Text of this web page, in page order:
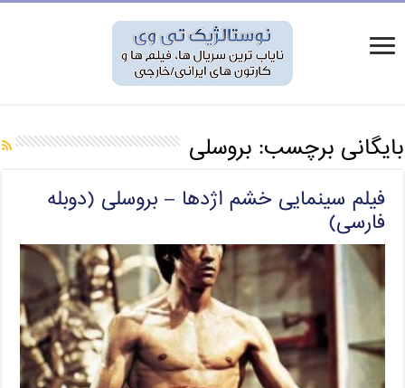
بایگانی برچسب:بروسلی
فیلم سینمایی خشم اژدها – بروسلی (دوبله
فارسی)